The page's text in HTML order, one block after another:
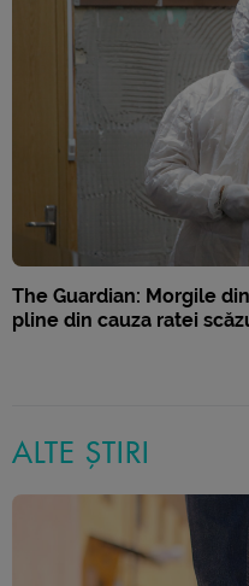
The Guardian: Morgile
pline din cauza ratei
ALTE ȘTIRI